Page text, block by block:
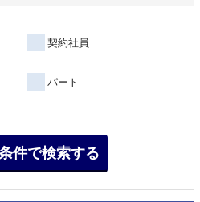
契約社員
パート